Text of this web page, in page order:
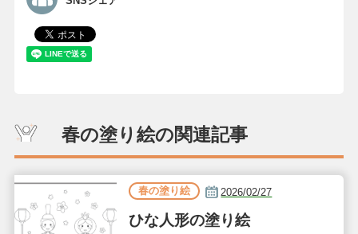
春の塗り絵の関連記事
春の塗り絵 2026/02/27
ひな人形の塗り絵